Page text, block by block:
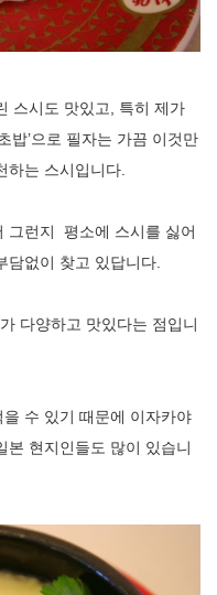
스시도 맛있고, 특히 제가
밥’으로 필자는 가끔 이것만
하는 스시입니다.
그런지 평소에 스시를 싫어
없이 찾고 있답니다.
다양하고 맛있다는 점입니
수 있기 때문에 이자카야
본 현지인들도 많이 있습니